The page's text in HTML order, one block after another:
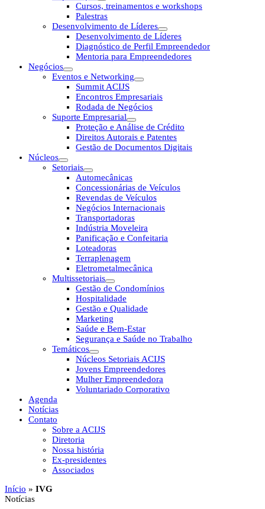
Cursos, treinamentos e workshops
Palestras
Desenvolvimento de Líderes
Desenvolvimento de Líderes
Diagnóstico de Perfil Empreendedor
Mentoria para Empreendedores
Negócios
Eventos e Networking
Summit ACIJS
Encontros Empresariais
Rodada de Negócios
Suporte Empresarial
Proteção e Análise de Crédito
Direitos Autorais e Patentes
Gestão de Documentos Digitais
Núcleos
Setoriais
Automecânicas
Concessionárias de Veículos
Revendas de Veículos
Negócios Internacionais
Transportadoras
Indústria Moveleira
Panificação e Confeitaria
Loteadoras
Terraplenagem
Eletrometalmecânica
Multissetoriais
Gestão de Condomínios
Hospitalidade
Gestão e Qualidade
Marketing
Saúde e Bem-Estar
Segurança e Saúde no Trabalho
Temáticos
Núcleos Setoriais ACIJS
Jovens Empreendedores
Mulher Empreendedora
Voluntariado Corporativo
Agenda
Notícias
Contato
Sobre a ACIJS
Diretoria
Nossa história
Ex-presidentes
Associados
Início » IVG
Notícias